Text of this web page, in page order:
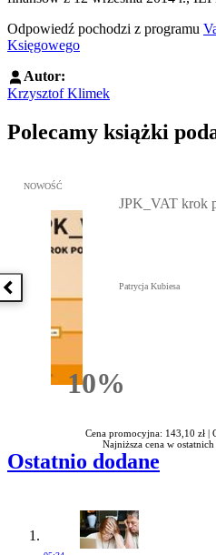
Odpowiedź pochodzi z programu
Księgowego
Autor:
Krzysztof Klimek
Polecamy książki
Poprzednia książka
Przejdź do: JPK_VAT krok po
NOWOŚĆ
10%Rabatu
JPK_VAT krok
Patrycja Kubiesa
Cena promocyjna: 143,10 zł |
Najniższa cena w
Ostatnio dodane